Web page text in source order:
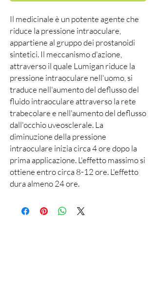
Il medicinale è un potente agente che
riduce la pressione intraoculare,
appartiene al gruppo dei prostanoidi
sintetici. Il meccanismo d'azione,
attraverso il quale Lumigan riduce la
pressione intraoculare nell'uomo, si
traduce nell'aumento del deflusso del
fluido intraoculare attraverso la rete
trabecolare e nell'aumento del deflusso
dall'occhio uveosclerale. La
diminuzione della pressione
intraoculare inizia circa 4 ore dopo la
prima applicazione. L'effetto massimo si
ottiene entro circa 8-12 ore. L'effetto
dura almeno 24 ore.